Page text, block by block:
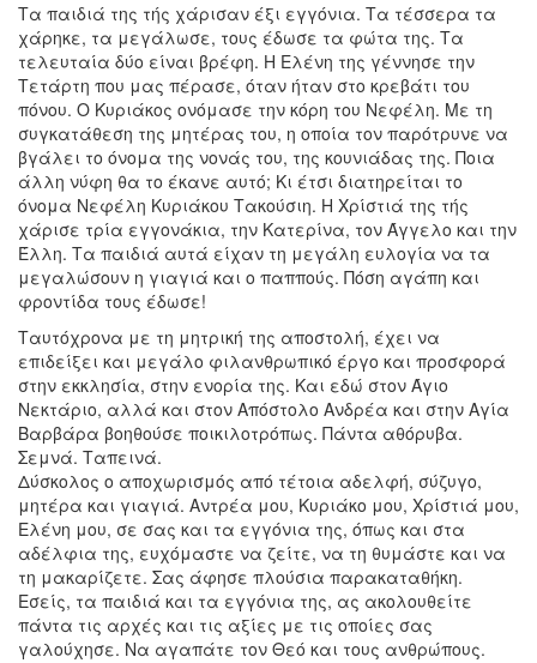
Τα παιδιά της τής χάρισαν έξι εγγόνια. Τα τέσσερα τα
χάρηκε, τα μεγάλωσε, τους έδωσε τα φώτα της. Τα
τελευταία δύο είναι βρέφη. Η Ελένη της γέννησε την
Τετάρτη που μας πέρασε, όταν ήταν στο κρεβάτι του
πόνου. Ο Κυριάκος ονόμασε την κόρη του Νεφέλη. Με τη
συγκατάθεση της μητέρας του, η οποία τον παρότρυνε να
βγάλει το όνομα της νονάς του, της κουνιάδας της. Ποια
άλλη νύφη θα το έκανε αυτό; Κι έτσι διατηρείται το
όνομα Νεφέλη Κυριάκου Τακούσιη. Η Χρίστιά της τής
χάρισε τρία εγγονάκια, την Κατερίνα, τον Άγγελο και την
Έλλη. Τα παιδιά αυτά είχαν τη μεγάλη ευλογία να τα
μεγαλώσουν η γιαγιά και ο παππούς. Πόση αγάπη και
φροντίδα τους έδωσε!
Ταυτόχρονα με τη μητρική της αποστολή, έχει να
επιδείξει και μεγάλο φιλανθρωπικό έργο και προσφορά
στην εκκλησία, στην ενορία της. Και εδώ στον Άγιο
Νεκτάριο, αλλά και στον Απόστολο Ανδρέα και στην Αγία
Βαρβάρα βοηθούσε ποικιλοτρόπως. Πάντα αθόρυβα.
Σεμνά. Ταπεινά.
Δύσκολος ο αποχωρισμός από τέτοια αδελφή, σύζυγο,
μητέρα και γιαγιά. Αντρέα μου, Κυριάκο μου, Χρίστιά μου,
Ελένη μου, σε σας και τα εγγόνια της, όπως και στα
αδέλφια της, ευχόμαστε να ζείτε, να τη θυμάστε και να
τη μακαρίζετε. Σας άφησε πλούσια παρακαταθήκη.
Εσείς, τα παιδιά και τα εγγόνια της, ας ακολουθείτε
πάντα τις αρχές και τις αξίες με τις οποίες σας
γαλούχησε. Να αγαπάτε τον Θεό και τους ανθρώπους.